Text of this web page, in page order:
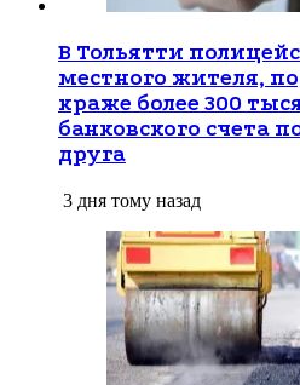
В Тольятти
местного жителя,
краже более 300
банковского счета
друга
3 дня тому назад